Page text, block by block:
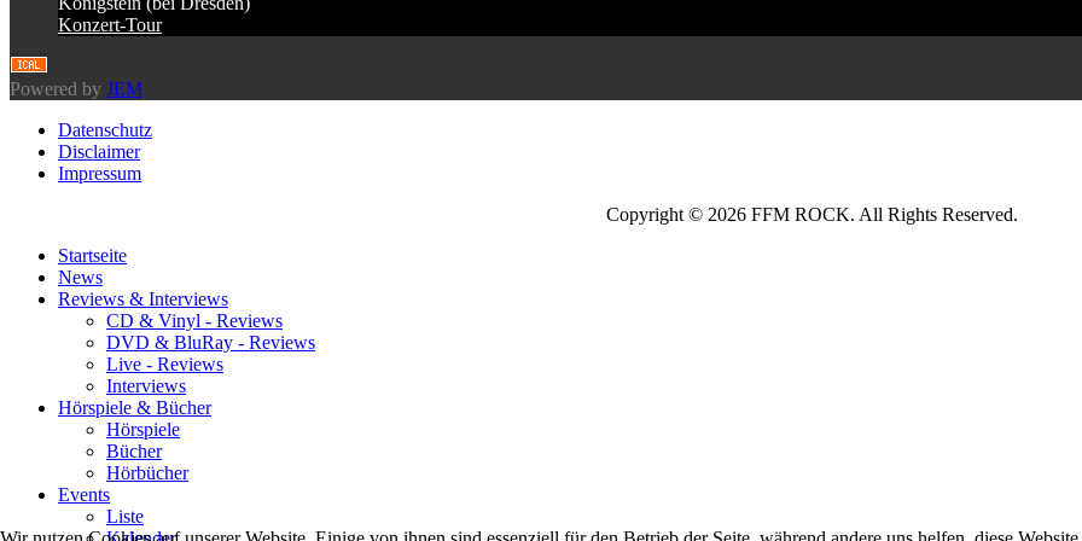
Konzert-Tour
Powered by JEM
Datenschutz
Disclaimer
Impressum
Copyright © 2026 FFM ROCK. All Rights Reserved.
Startseite
News
Reviews & Interviews
CD & Vinyl - Reviews
DVD & BluRay - Reviews
Live - Reviews
Interviews
Hörspiele & Bücher
Hörspiele
Bücher
Hörbücher
Events
Liste